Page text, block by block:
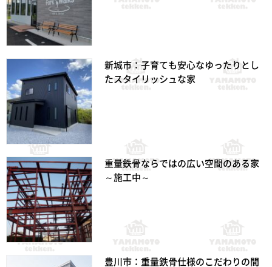
新城市：子育ても安心なゆったりとし
たスタイリッシュな家
重量鉄骨ならではの広い空間のある家
～施工中～
豊川市：重量鉄骨仕様のこだわりの間